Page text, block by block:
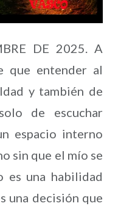
DE 2025. A
que entender al
y también de
de escuchar
espacio interno
sin que el mío se
es una habilidad
una decisión que